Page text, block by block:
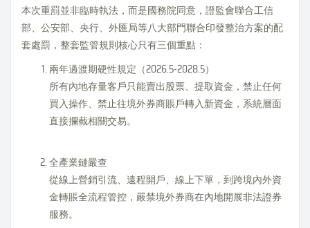
本次重罰並非臨時執法，而是國務院同意，證監會聯合工信
部、公安部、央行、外匯局等八大部門聯合印發整治方案的配
套處罰，整套監管規則核心只有三個重點：
兩年過渡期硬性規定（2026.5-2028.5）
所有內地存量客戶只能賣出股票、提取資金，禁止任何
買入操作、禁止往境外券商賬戶轉入新資金，系統層面
直接攔截相關交易。
全產業鏈嚴查
從線上營銷引流、遠程開戶、線上下單，到跨境內外資
金轉賬全流程管控，嚴禁境外券商在內地開展非法證券
服務。